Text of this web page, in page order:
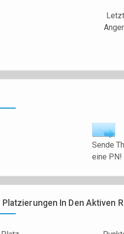
Sende
eine PN!
Platzierungen In Den Aktiven